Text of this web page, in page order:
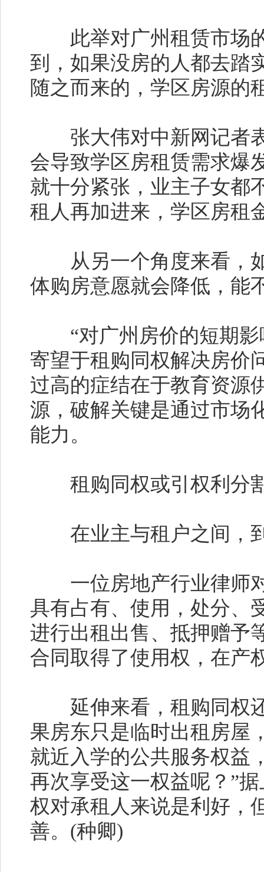
此举对广州租赁市场的
到，如果没房的人都去踏
随之而来的，学区房源的
张大伟对中新网记者表
会导致学区房租赁需求爆
就十分紧张，业主子女都
租人再加进来，学区房租
从另一个角度来看，如
体购房意愿就会降低，能
“对广州房价的短期影
寄望于租购同权解决房价
过高的症结在于教育资源
源，破解关键是通过市场
能力。
租购同权或引权利分
在业主与租户之间，
一位房地产行业律师对
具有占有、使用，处分、
进行出租出售、抵押赠予
合同取得了使用权，在产
延伸来看，租购同权还
果房东只是临时出租房屋
就近入学的公共服务权益
再次享受这一权益呢？”
权对承租人来说是利好，
善。(种卿)